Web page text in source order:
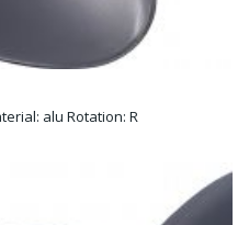
alu Rotation: R